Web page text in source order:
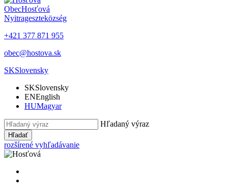
ObecHosťová
Nyitrageszteközség
+421 377 871 955
obec@hostova.sk
SKSlovensky
SKSlovensky
ENEnglish
HUMagyar
Hľadaný výraz
Hľadať
rozšírené vyhľadávanie